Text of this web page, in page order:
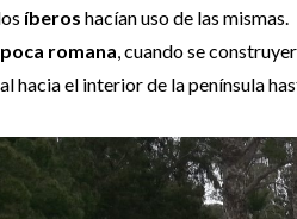
íberos hacían uso de las mismas.
romana, cuando se
hacia el interior de la península